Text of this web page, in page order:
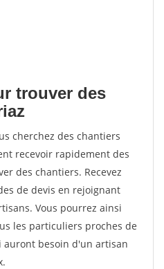
trouver des
cherchez des chantiers
recevoir rapidement des
des chantiers. Recevez
de devis en rejoignant
Vous pourrez ainsi
les particuliers proches de
besoin d'un artisan